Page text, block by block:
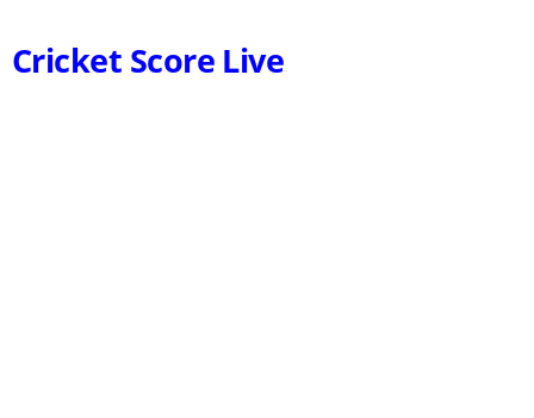
Cricket Score Live